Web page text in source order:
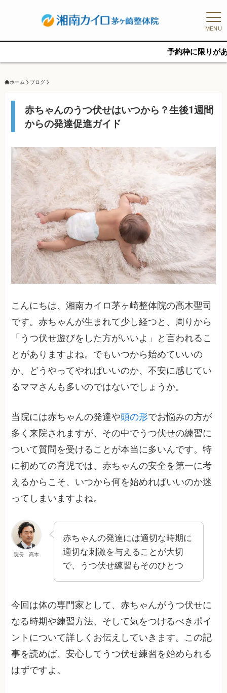
MENU
予約枠に限りがあるため、新規
ホーム ブログ
赤ちゃんのうつ伏せはいつから？生後1週間
からの発達促進ガイド
こんにちは、湘南カイロ茅ヶ崎整体院の高木聖司
です。赤ちゃんが生まれて少し経つと、周りから
「うつ伏せ遊びをした方がいいよ」と言われるこ
とがありますよね。でもいつから始めていいの
か、どうやってやればいいのか、不安に感じてい
るママさんも多いのではないでしょうか。
当院には赤ちゃんの発達や頭の形でお悩みの方が
多く来院されますが、その中でうつ伏せの練習に
ついて質問を受けることが本当に多いんです。特
に初めての育児では、赤ちゃんの安全を第一に考
えるからこそ、いつから何を始めればいいのか迷
ってしまいますよね。
院長：高木
赤ちゃんの発達には適切な時期に
適切な刺激を与えることが大切
で、うつ伏せ練習もそのひとつ
今回は体の専門家として、赤ちゃんがうつ伏せに
なる時期や練習方法、そして気をつけるべきポイ
ントについて詳しくお伝えしていきます。この記
事を読めば、安心してうつ伏せ練習を始められる
はずですよ。